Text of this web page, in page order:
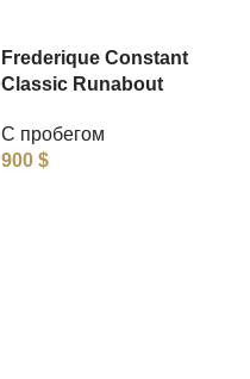
Frederique Constant
Classic Runabout
С пробегом
900 $